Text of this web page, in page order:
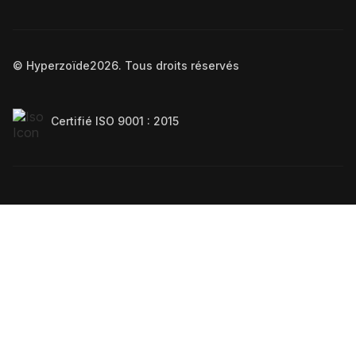
© Hyperzoïde2026. Tous droits réservés
Certifié ISO 9001 : 2015